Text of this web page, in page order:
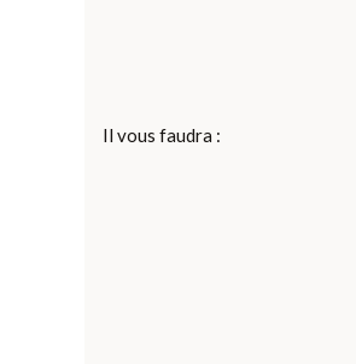
Il vous faudra :